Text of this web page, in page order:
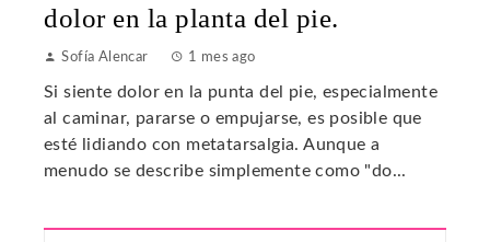
dolor en la planta del pie.
Sofía Alencar 1 mes ago
Si siente dolor en la punta del pie, especialmente
al caminar, pararse o empujarse, es posible que
esté lidiando con metatarsalgia. Aunque a
menudo se describe simplemente como "do...